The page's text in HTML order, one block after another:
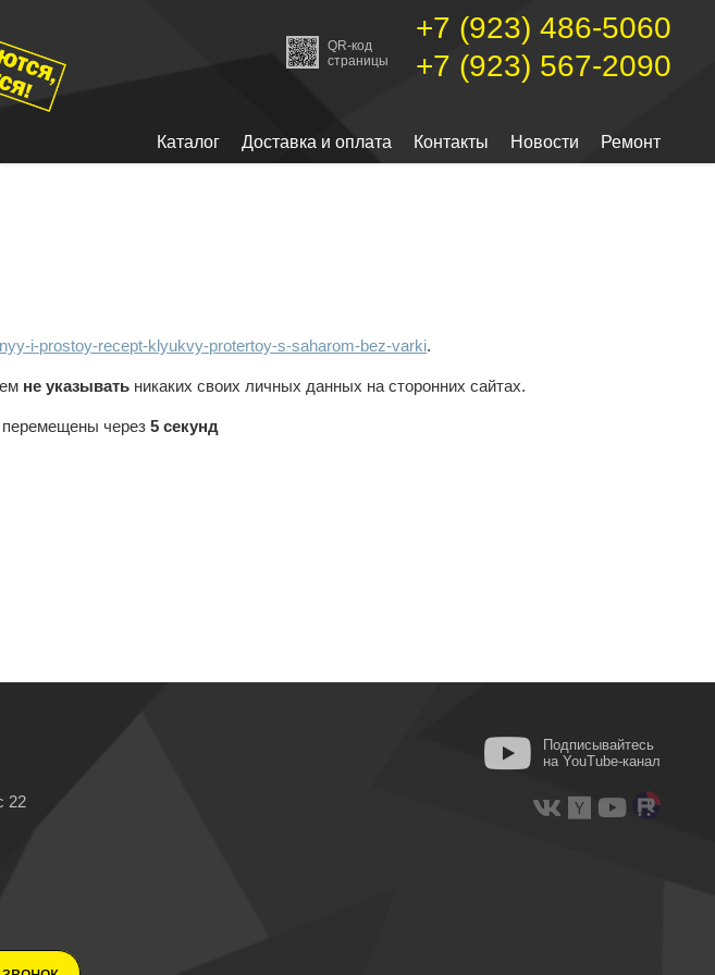
QR-код
страницы
+7 (923) 486-5060
+7 (923) 567-2090
Каталог Доставка и оплата Контакты Новости Ремонт
i-prostoy-recept-klyukvy-protertoy-s-saharom-bez-varki.
не указывать никаких своих личных данных на сторонних сайтах.
перемещены через5 секунд
22
Подписывайтесь
на YouTube-канал